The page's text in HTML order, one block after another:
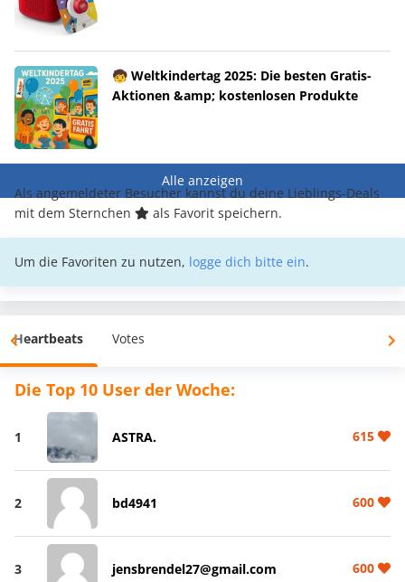
🧒 Weltkindertag 2025: Die besten Gratis-
Aktionen &amp; kostenlosen Produkte
Alle anzeigen
Als angemeldeter Besucher kannst du deine Lieblings-Deals
mit dem Sternchen
als Favorit speichern.
Um die Favoriten zu nutzen, logge dich bitte ein.
Heartbeats Votes
Die Top 10 User der Woche:
1 ASTRA. 615
2 bd4941 600
3 jensbrendel27@gmail.com 600